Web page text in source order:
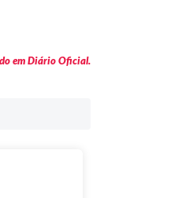
em Diário Oficial.